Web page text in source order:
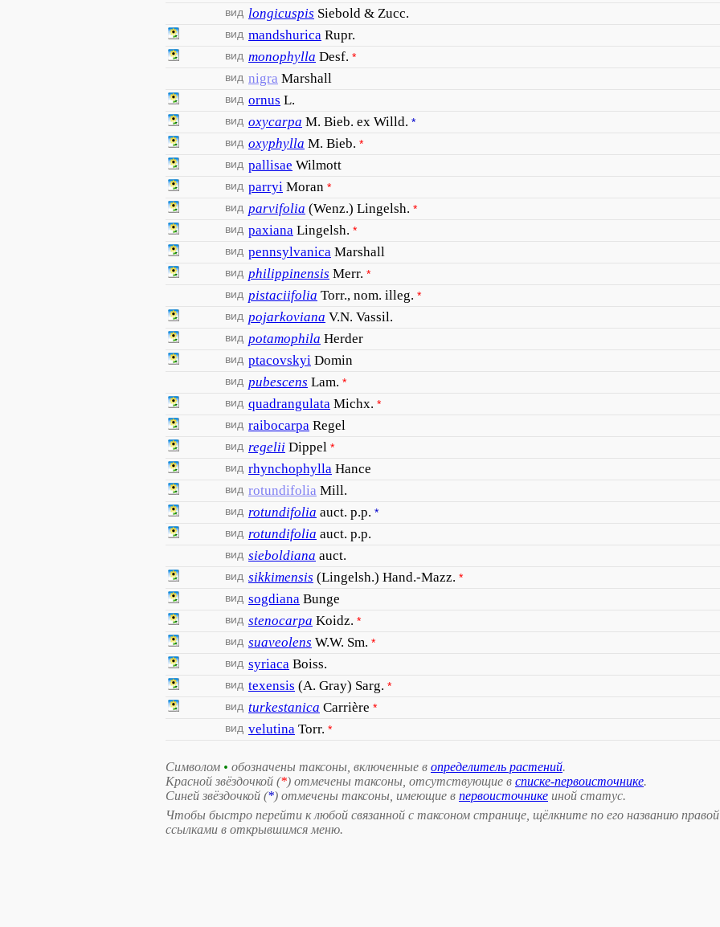
вид longicuspis Siebold & Zucc.
вид mandshurica Rupr.
вид monophylla Desf. *
вид nigra Marshall
вид ornus L.
вид oxycarpa M. Bieb. ex Willd. *
вид oxyphylla M. Bieb. *
вид pallisae Wilmott
вид parryi Moran *
вид parvifolia (Wenz.) Lingelsh. *
вид paxiana Lingelsh. *
вид pennsylvanica Marshall
вид philippinensis Merr. *
вид pistaciifolia Torr., nom. illeg. *
вид pojarkoviana V.N. Vassil.
вид potamophila Herder
вид ptacovskyi Domin
вид pubescens Lam. *
вид quadrangulata Michx. *
вид raibocarpa Regel
вид regelii Dippel *
вид rhynchophylla Hance
вид rotundifolia Mill.
вид rotundifolia auct. p.p. *
вид rotundifolia auct. p.p.
вид sieboldiana auct.
вид sikkimensis (Lingelsh.) Hand.-Mazz. *
вид sogdiana Bunge
вид stenocarpa Koidz. *
вид suaveolens W.W. Sm. *
вид syriaca Boiss.
вид texensis (A. Gray) Sarg. *
вид turkestanica Carrière *
вид velutina Torr. *
Символом • обозначены таксоны, включенные в определитель растений.
Красной звёздочкой (*) отмечены таксоны, отсутствующие в списке-первоисточнике.
Синей звёздочкой (*) отмечены таксоны, имеющие в первоисточнике иной статус.
Чтобы быстро перейти к любой связанной с таксоном странице, щёлкните по его названию
ссылками в открывшимся меню.